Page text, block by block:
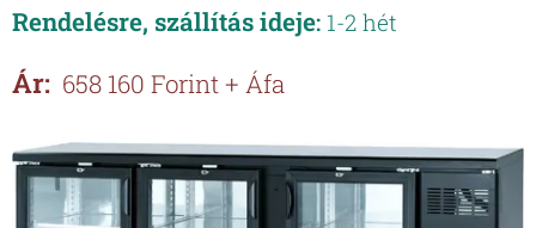
Rendelésre, szállítás ideje: 1-2 hét
Ár: 658 160 Forint + Áfa